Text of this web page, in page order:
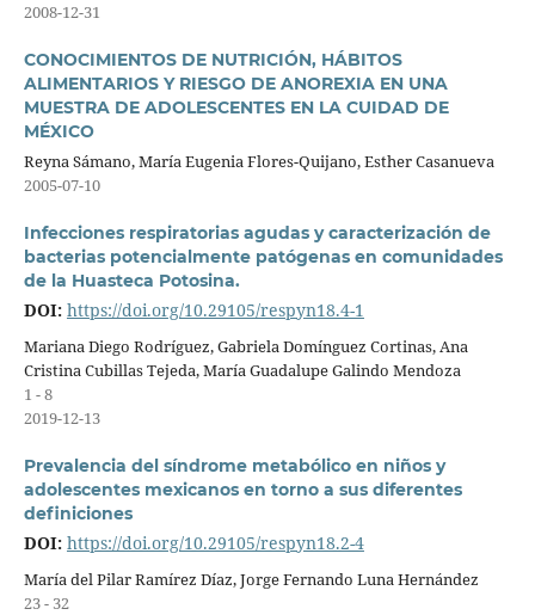
2008-12-31
CONOCIMIENTOS DE NUTRICIÓN, HÁBITOS
ALIMENTARIOS Y RIESGO DE ANOREXIA EN UNA
MUESTRA DE ADOLESCENTES EN LA CUIDAD DE
MÉXICO
Reyna Sámano, María Eugenia Flores-Quijano, Esther Casanueva
2005-07-10
Infecciones respiratorias agudas y caracterización de
bacterias potencialmente patógenas en comunidades
de la Huasteca Potosina.
DOI: https://doi.org/10.29105/respyn18.4-1
Mariana Diego Rodríguez, Gabriela Domínguez Cortinas, Ana
Cristina Cubillas Tejeda, María Guadalupe Galindo Mendoza
1 - 8
2019-12-13
Prevalencia del síndrome metabólico en niños y
adolescentes mexicanos en torno a sus diferentes
definiciones
DOI: https://doi.org/10.29105/respyn18.2-4
María del Pilar Ramírez Díaz, Jorge Fernando Luna Hernández
23 - 32